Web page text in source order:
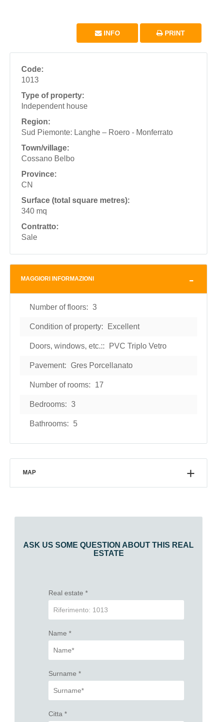
INFO PRINT
Code:
1013
Type of property:
Independent house
Region:
Sud Piemonte: Langhe – Roero - Monferrato
Town/village:
Cossano Belbo
Province:
CN
Surface (total square metres):
340 mq
Contratto:
Sale
MAGGIORI INFORMAZIONI
Number of floors: 3
Condition of property: Excellent
Doors, windows, etc.:: PVC Triplo Vetro
Pavement: Gres Porcellanato
Number of rooms: 17
Bedrooms: 3
Bathrooms: 5
MAP
ASK US SOME QUESTION ABOUT THIS REAL
ESTATE
Real estate *
Name *
Surname *
Citta *